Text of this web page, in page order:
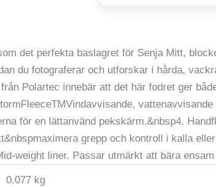
det perfekta baslagret för Senja Mitt,
du fotograferar och utforskar i hårda,
Polartec innebär att det här fodret ger
för en lättanvänd pekskärm.&nbsp4.
grepp och kontroll i kalla
weight liner. Passar utmärkt att bära
0,077 kg